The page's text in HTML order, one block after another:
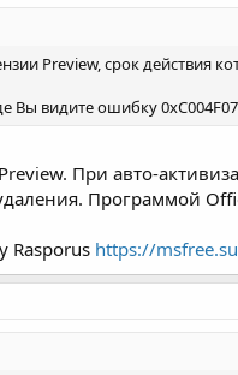
Preview, срок действия
Вы видите ошибку
При авто-
Программой
Rasporus https://msfree.su